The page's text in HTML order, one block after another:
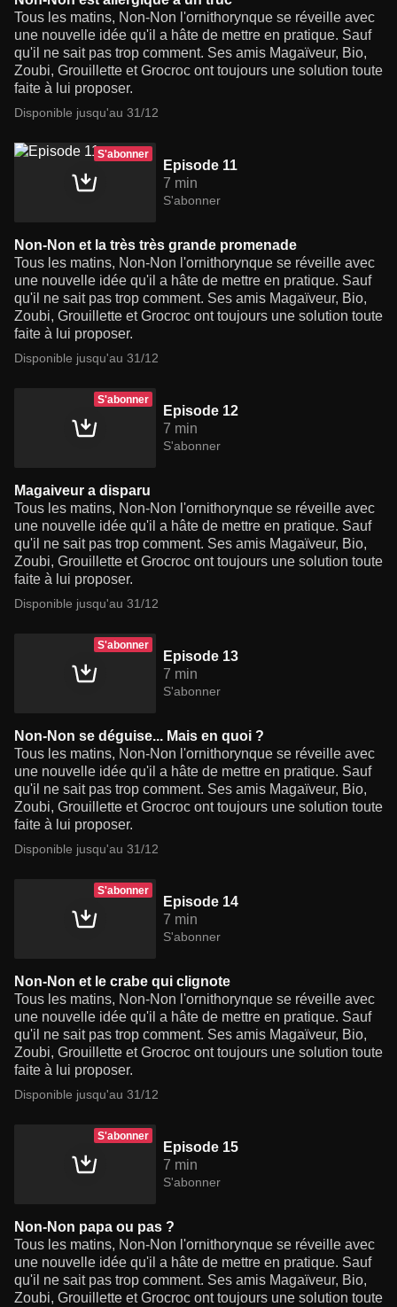
Tous les matins, Non-Non l'ornithorynque se réveille avec
une nouvelle idée qu'il a hâte de mettre en pratique. Sauf
qu'il ne sait pas trop comment. Ses amis Magaïveur, Bio,
Zoubi, Grouillette et Grocroc ont toujours une solution toute
faite à lui proposer.
Disponible jusqu'au 31/12
S'abonner
Episode 11
7 min
S'abonner
Non-Non et la très très grande promenade
Tous les matins, Non-Non l'ornithorynque se réveille avec
une nouvelle idée qu'il a hâte de mettre en pratique. Sauf
qu'il ne sait pas trop comment. Ses amis Magaïveur, Bio,
Zoubi, Grouillette et Grocroc ont toujours une solution toute
faite à lui proposer.
Disponible jusqu'au 31/12
S'abonner
Episode 12
7 min
S'abonner
Magaiveur a disparu
Tous les matins, Non-Non l'ornithorynque se réveille avec
une nouvelle idée qu'il a hâte de mettre en pratique. Sauf
qu'il ne sait pas trop comment. Ses amis Magaïveur, Bio,
Zoubi, Grouillette et Grocroc ont toujours une solution toute
faite à lui proposer.
Disponible jusqu'au 31/12
S'abonner
Episode 13
7 min
S'abonner
Non-Non se déguise... Mais en quoi ?
Tous les matins, Non-Non l'ornithorynque se réveille avec
une nouvelle idée qu'il a hâte de mettre en pratique. Sauf
qu'il ne sait pas trop comment. Ses amis Magaïveur, Bio,
Zoubi, Grouillette et Grocroc ont toujours une solution toute
faite à lui proposer.
Disponible jusqu'au 31/12
S'abonner
Episode 14
7 min
S'abonner
Non-Non et le crabe qui clignote
Tous les matins, Non-Non l'ornithorynque se réveille avec
une nouvelle idée qu'il a hâte de mettre en pratique. Sauf
qu'il ne sait pas trop comment. Ses amis Magaïveur, Bio,
Zoubi, Grouillette et Grocroc ont toujours une solution toute
faite à lui proposer.
Disponible jusqu'au 31/12
S'abonner
Episode 15
7 min
S'abonner
Non-Non papa ou pas ?
Tous les matins, Non-Non l'ornithorynque se réveille avec
une nouvelle idée qu'il a hâte de mettre en pratique. Sauf
qu'il ne sait pas trop comment. Ses amis Magaïveur, Bio,
Zoubi, Grouillette et Grocroc ont toujours une solution toute